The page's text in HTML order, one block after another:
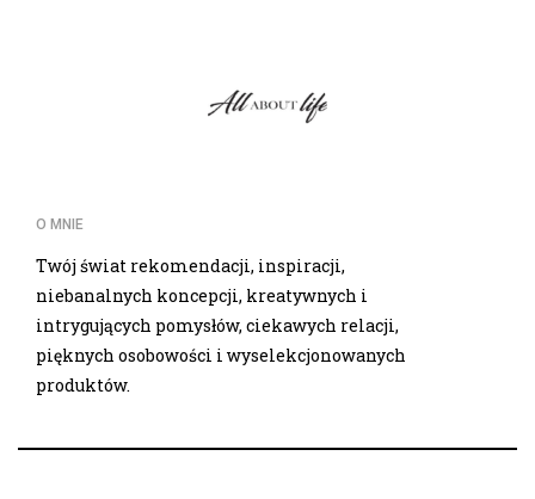
O MNIE
Twój świat rekomendacji, inspiracji,
niebanalnych koncepcji, kreatywnych i
intrygujących pomysłów, ciekawych relacji,
pięknych osobowości i wyselekcjonowanych
produktów.